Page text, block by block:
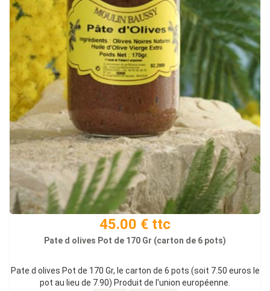
45.00 € ttc
Pate d olives Pot de 170 Gr (carton de 6 pots)
Pate d olives Pot de 170 Gr, le carton de 6 pots (soit 7.50 euros le
pot au lieu de 7.90) Produit de l'union européenne.